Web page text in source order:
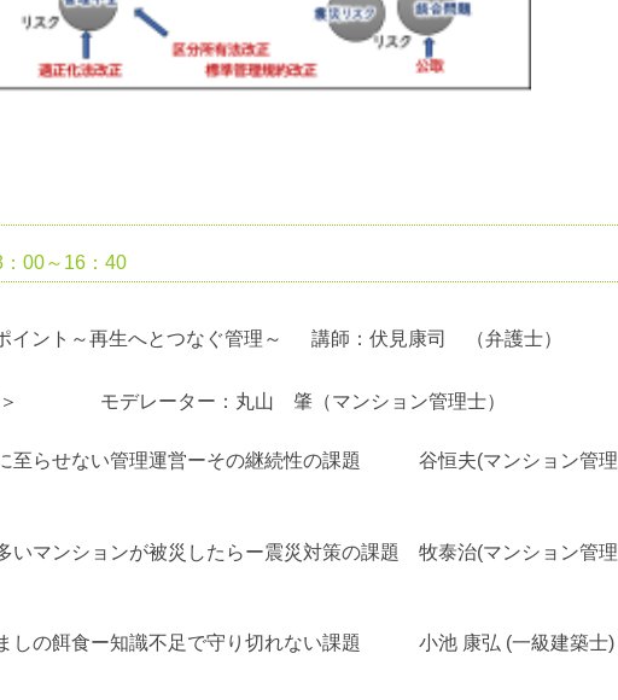
00～16：40
イント～再生へとつなぐ管理～ 講師：伏見康司 （弁護士）
＞ モデレーター：丸山 肇（マンション管理士）
至らせない管理運営ーその継続性の課題 谷恒夫(マンション管理
いマンションが被災したらー震災対策の課題 牧泰治(マンション管理
しの餌食ー知識不足で守り切れない課題 小池 康弘 (一級建築士)